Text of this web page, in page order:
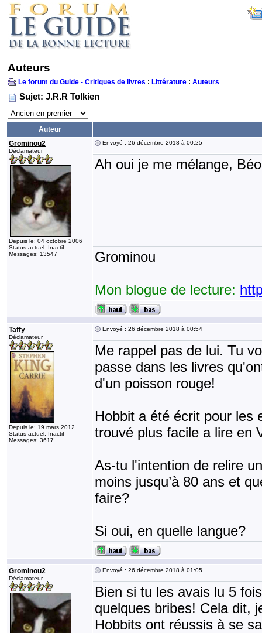
Auteurs
Le forum du Guide - Critiques de livres : Littérature : Auteurs
Sujet: J.R.R Tolkien
Auteur
Grominou2
Déclamateur
Depuis le: 04 octobre 2006
Status actuel: Inactif
Messages: 13547
Envoyé : 26 décembre 2018 à 00:25
Ah oui je me mélange,
Grominou
Mon blogue de lecture:
Taffy
Déclamateur
Depuis le: 19 mars 2012
Status actuel: Inactif
Messages: 3617
Envoyé : 26 décembre 2018 à 00:54
Me rappel pas de lui. Tu
passe dans les livres
d'un poisson rouge!
Hobbit a été écrit pour les
trouvé plus facile a lire en
As-tu l'intention de relire
moins jusqu’à 80 ans et
faire?
Si oui, en quelle langue?
Grominou2
Déclamateur
Envoyé : 26 décembre 2018 à 01:05
Bien si tu les avais lu 5
quelques bribes! Cela dit,
Hobbits ont réussis à se